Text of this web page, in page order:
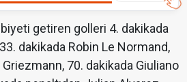
getiren golleri 4. dakikada
dakikada Robin Le Normand,
70. dakikada Giuliano